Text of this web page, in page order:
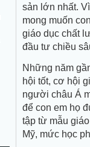
sản lớn nhất.
mong muốn
giáo dục chất
đầu tư chiều
Những năm
hội tốt, cơ hội
người châu Á
để con em họ
tập từ mẫu
Mỹ, mức học